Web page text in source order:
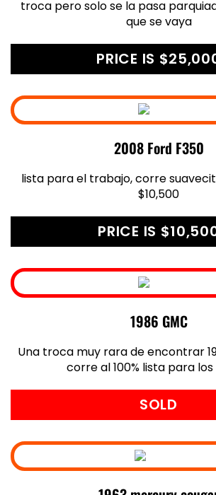
troca pero solo se la pasa
que se vaya
PRICE IS
2008 Ford F350
lista para el trabajo, corre
$10,500
PRICE IS
1986 GMC
Una troca muy rara de encontrar
corre al 100% lista para
SOLD